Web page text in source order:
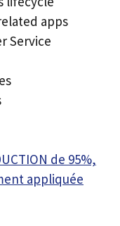
apps
Service
de 95%,
appliquée